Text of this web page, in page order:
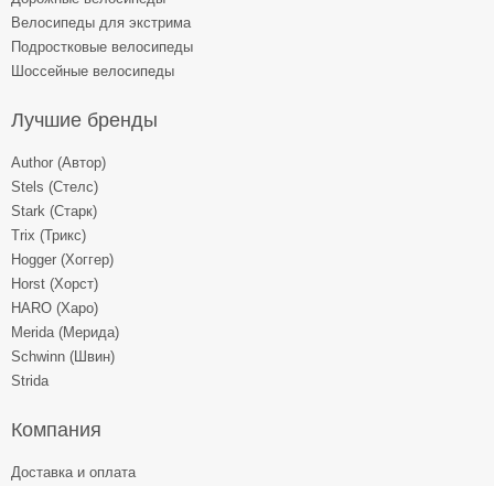
Велосипеды для экстрима
Подростковые велосипеды
Шоссейные велосипеды
Лучшие бренды
Author (Автор)
Stels (Стелс)
Stark (Старк)
Trix (Трикс)
Hogger (Хоггер)
Horst (Хорст)
HARO (Харо)
Merida (Мерида)
Schwinn (Швин)
Strida
Компания
Доставка и оплата